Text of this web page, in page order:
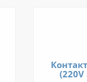
(220V